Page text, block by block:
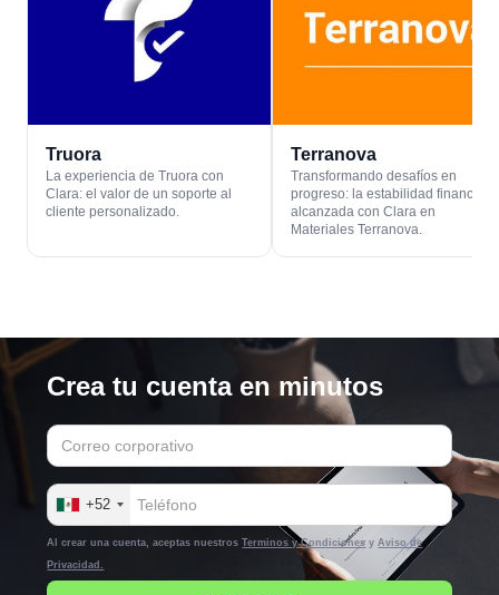
Truora
La experiencia de Truora con
Clara: el valor de un soporte al
cliente personalizado.
Terranova
Transformando desafíos en
progreso: la estabilidad financiera
alcanzada con Clara en
Materiales Terranova.
Crea tu cuenta en minutos
+52
Al crear una cuenta, aceptas nuestrosTerminos y CondicionesyAviso de
Privacidad.